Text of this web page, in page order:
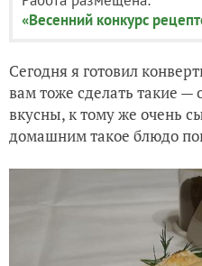
«Весенний конкурс
Сегодня я готовил
вам тоже сделать такие
вкусны, к тому же очень
домашним такое блюдо